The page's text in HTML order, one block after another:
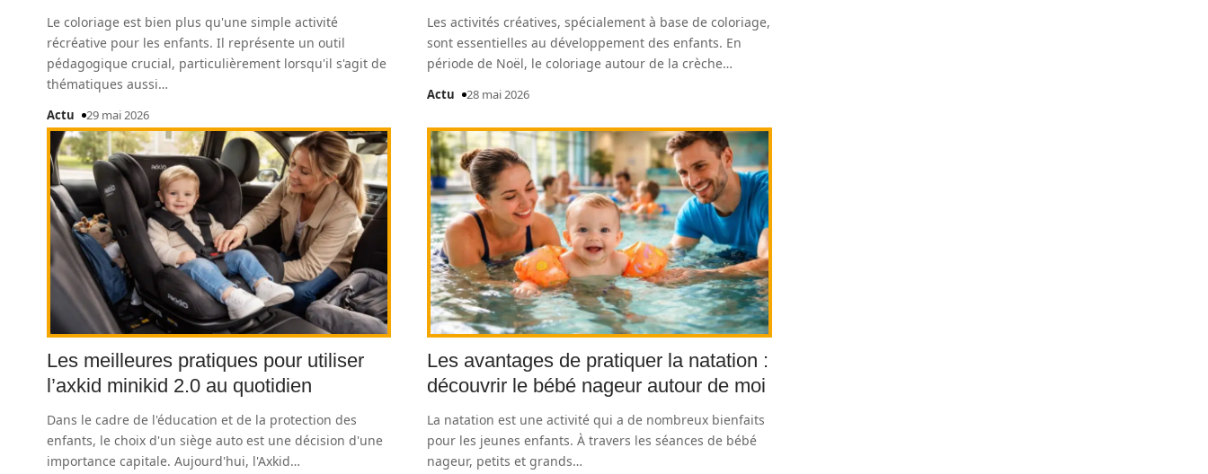
Le coloriage est bien plus qu'une simple activité
récréative pour les enfants. Il représente un outil
pédagogique crucial, particulièrement lorsqu'il s'agit de
thématiques aussi…
Actu 29 mai 2026
Les activités créatives, spécialement à base de coloriage,
sont essentielles au développement des enfants. En
période de Noël, le coloriage autour de la crèche…
Actu 28 mai 2026
Les meilleures pratiques pour utiliser
l’axkid minikid 2.0 au quotidien
Dans le cadre de l'éducation et de la protection des
enfants, le choix d'un siège auto est une décision d'une
importance capitale. Aujourd'hui, l'Axkid…
Les avantages de pratiquer la natation :
découvrir le bébé nageur autour de moi
La natation est une activité qui a de nombreux bienfaits
pour les jeunes enfants. À travers les séances de bébé
nageur, petits et grands…